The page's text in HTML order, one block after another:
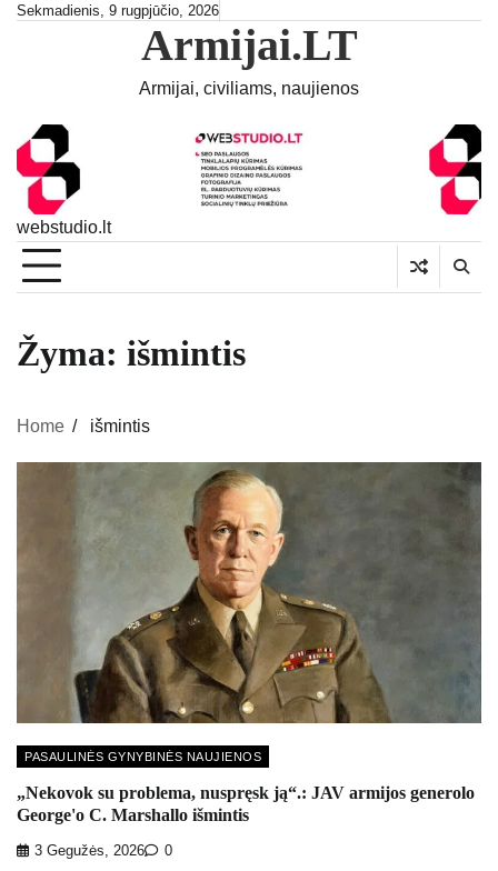
SkipSekmadienis, 9 rugpjūčio, 2026
Armijai.LT
Armijai, civiliams, naujienos
webstudio.lt
Žyma: išmintis
Home išmintis
PASAULINĖS GYNYBINĖS NAUJIENOS
„Nekovok su problema, nuspręsk ją“.: JAV armijos generolo
George'o C. Marshallo išmintis
3 Gegužės, 2026 0